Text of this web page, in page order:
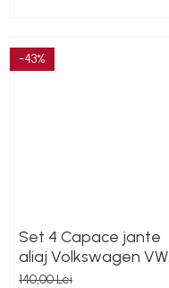
-43%
Set 4 Capace jante
aliaj Volkswagen VW
56mm
140,00 Lei